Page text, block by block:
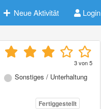
Neue Aktivität Login
3von5
Sonstiges / Unterhaltung
Fertiggestellt